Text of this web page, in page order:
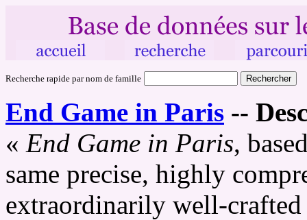
Recherche rapide par nom de famille
End Game in Paris --
« End Game in Paris,
same precise, highly
extraordinarily well-